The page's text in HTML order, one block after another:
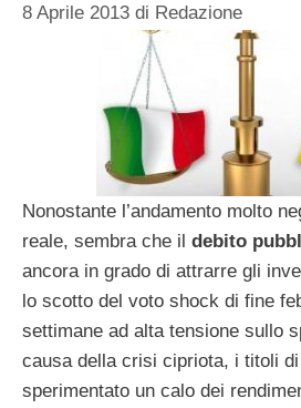
8 Aprile 2013 di Redazione
Nonostante l’andamento molto
reale, sembra che il debito
ancora in grado di attrarre gli
lo scotto del voto shock di fine
settimane ad alta tensione sullo
causa della crisi cipriota, i titoli
sperimentato un calo dei